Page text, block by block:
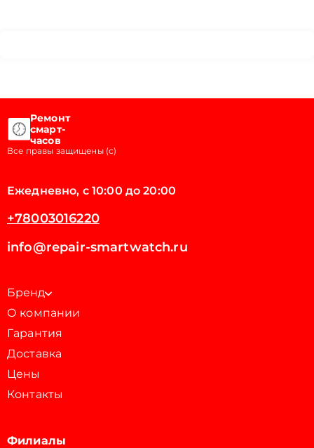
Ремонт
смарт-
часов
Все правы защищены (с)
Ежедневно, с 10:00 до 20:00
+78003016220
info@repair-smartwatch.ru
Бренд
О компании
Гарантия
Доставка
Цены
Контакты
Филиалы